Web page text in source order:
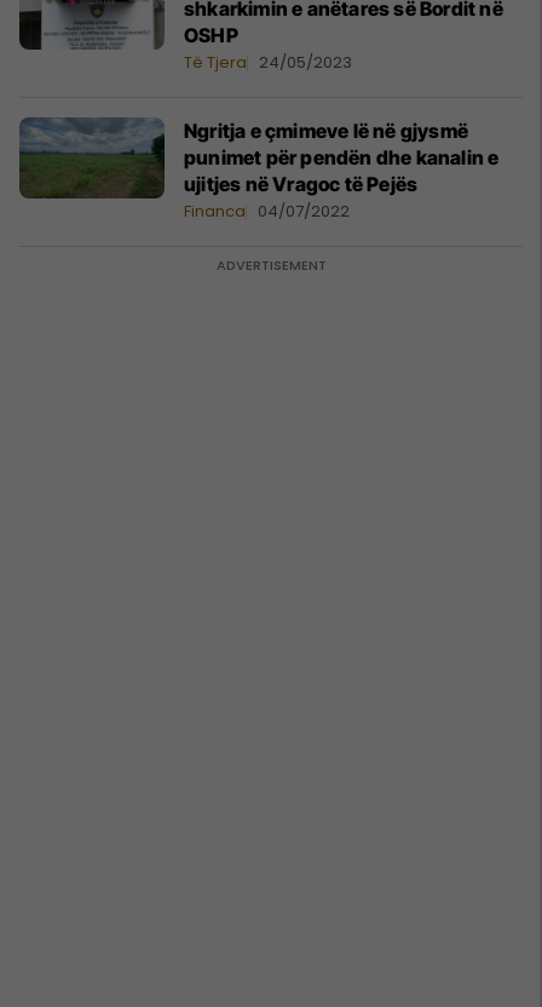
shkarkimin e anëtares së Bordit në
OSHP
Të Tjera 24/05/2023
Ngritja e çmimeve lë në gjysmë
punimet për pendën dhe kanalin e
ujitjes në Vragoc të Pejës
Financa 04/07/2022